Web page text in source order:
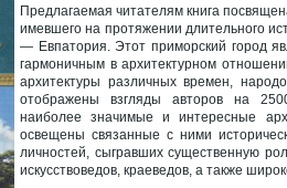
Предлагаемая читателям книга
имевшего на протяжении длительного
— Евпатория. Этот приморский город
гармоничным в архитектурном
архитектуры различных времен,
отображены взгляды авторов на
наиболее значимые и интересные
освещены связанные с ними
личностей, сыгравших существенную
искусствоведов, краеведов, а также